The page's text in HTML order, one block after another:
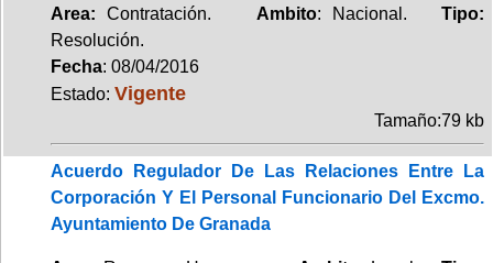
Area: Contratación. Ambito: Nacional.Tipo:
Resolución.
Fecha: 08/04/2016
Estado: Vigente
Tamaño:79 kb
Acuerdo Regulador De Las Relaciones Entre La
Corporación Y El Personal Funcionario Del Excmo.
Ayuntamiento De Granada